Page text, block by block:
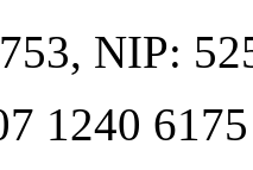
, NIP:
1240